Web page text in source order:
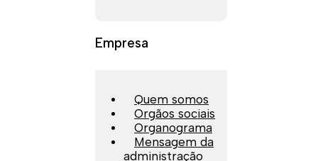
Empresa
Quem somos
Orgãos sociais
Organograma
Mensagem da
administração